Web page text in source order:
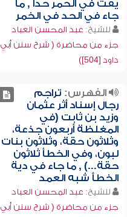
يقت في الحمر حداً , ما
جاء في الحد في الخمر
للشيخ: عبد المحسن العباد
جزء من محاضرة ( شرح سنن أبي
داود [504])
الفهرس: تراجم
رجال إسناد أثر عثمان
وزيد بن ثابت (في
المغلظة أربعون جذعة،
وثلاثون حقة، وثلاثون بنات
لبون، وفي الخطأ ثلاثون
حقة...) , ما جاء في دية
الخطأ شبه العمد
للشيخ: عبد المحسن العباد
جزء من محاضرة ( شرح سنن أبي